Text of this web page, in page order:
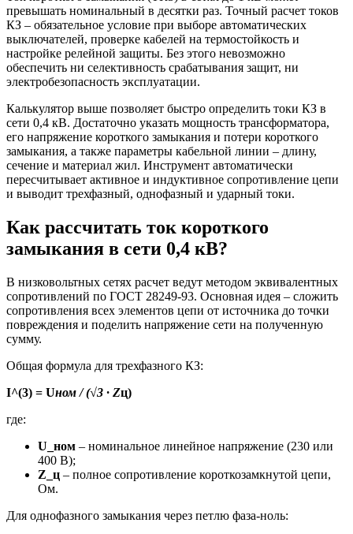
превышать номинальный в десятки раз. Точный расчет токов
КЗ – обязательное условие при выборе автоматических
выключателей, проверке кабелей на термостойкость и
настройке релейной защиты. Без этого невозможно
обеспечить ни селективность срабатывания защит, ни
электробезопасность эксплуатации.
Калькулятор выше позволяет быстро определить токи КЗ в
сети 0,4 кВ. Достаточно указать мощность трансформатора,
его напряжение короткого замыкания и потери короткого
замыкания, а также параметры кабельной линии – длину,
сечение и материал жил. Инструмент автоматически
пересчитывает активное и индуктивное сопротивление цепи
и выводит трехфазный, однофазный и ударный токи.
Как рассчитать ток короткого
замыкания в сети 0,4 кВ?
В низковольтных сетях расчет ведут методом эквивалентных
сопротивлений по ГОСТ 28249-93. Основная идея – сложить
сопротивления всех элементов цепи от источника до точки
повреждения и поделить напряжение сети на полученную
сумму.
Общая формула для трехфазного КЗ:
I^(3) = Uном / (√3 · Zц)
где:
U_ном – номинальное линейное напряжение (230 или
400 В);
Z_ц – полное сопротивление короткозамкнутой цепи,
Ом.
Для однофазного замыкания через петлю фаза-ноль: